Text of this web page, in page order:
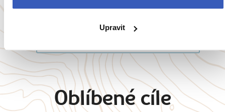
Upravit
Oblíbené cíle